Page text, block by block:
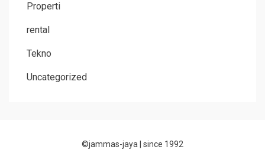
Properti
rental
Tekno
Uncategorized
©jammas-jaya | since 1992